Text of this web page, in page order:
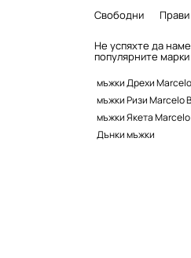
Свободни
Не успяхте да
популярните
мъжки Дрехи
мъжки Ризи Marcelo
мъжки Якета
Дънки мъжки